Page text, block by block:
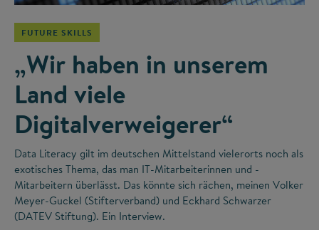
FUTURE SKILLS
„Wir haben in unserem
Land viele
Digitalverweigerer“
Data Literacy gilt im deutschen Mittelstand vielerorts noch als
exotisches Thema, das man IT-Mitarbeiterinnen und -
Mitarbeitern überlässt. Das könnte sich rächen, meinen Volker
Meyer-Guckel (Stifterverband) und Eckhard Schwarzer
(DATEV Stiftung). Ein Interview.